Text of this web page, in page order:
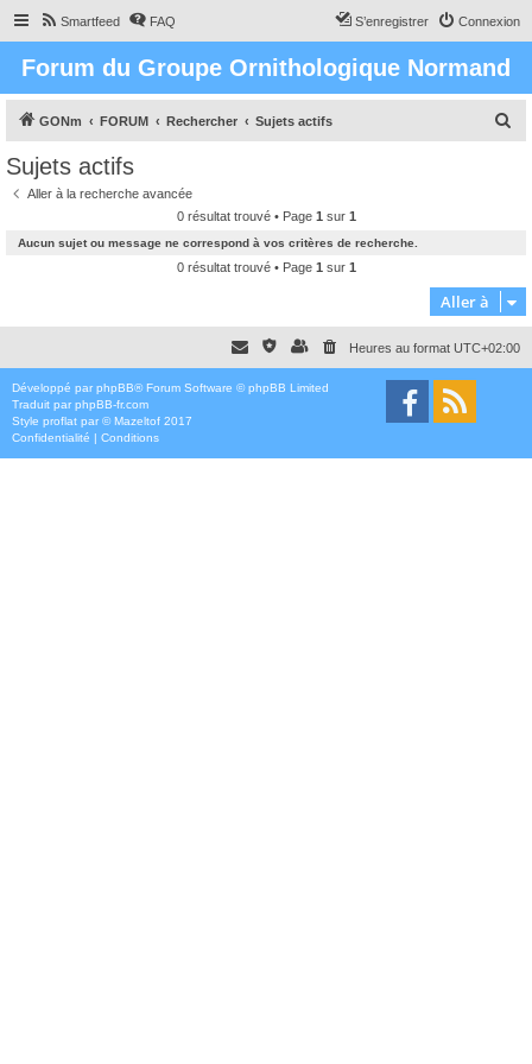
Smartfeed FAQ Connexion
S’enregistrer
Forum du Groupe Ornithologique Normand
GONm FORUM Rechercher Sujets actifs
c
h
e
Sujets actifs
Aller à la recherche avancée
0 résultat trouvé • Page 1 sur 1
Aucun sujet ou message ne correspond à vos critères de recherche.
0 résultat trouvé • Page 1 sur 1
Aller à
Heures au format UTC+02:00
Développé par phpBB® Forum Software © phpBB Limited
Traduit par phpBB-fr.com
Style proflat par ©Mazeltof 2017
Confidentialité | Conditions